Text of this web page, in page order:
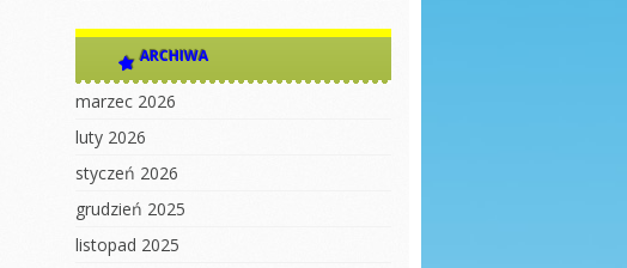
ARCHIWA
marzec 2026
luty 2026
styczeń 2026
grudzień 2025
listopad 2025